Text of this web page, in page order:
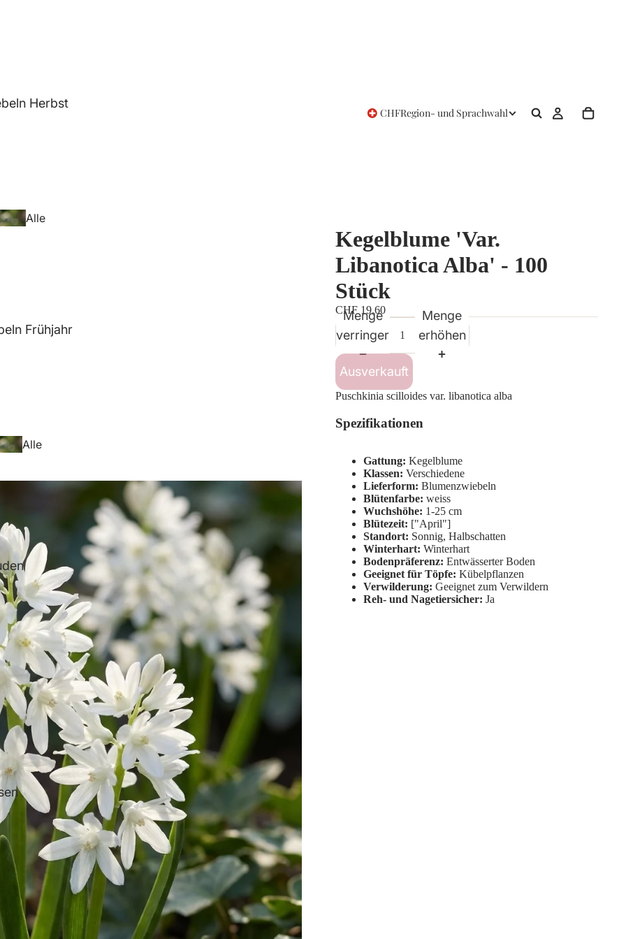
Herbst
Alle
Freesi
en
Fritillar
ia
Gladio
le
Frühjahr
Alle
Frühjahr
Anemo
ne
Begon
ie
CHFRegion- und Sprachwahl
Kegelblume 'Var.
Libanotica Alba' - 100
Stück
CHF 19.60
Menge
verringern
Menge
erhöhen
Ausverkauft
Puschkinia scilloides var. libanotica alba
Spezifikationen
Gattung: Kegelblume
Klassen: Verschiedene
Lieferform: Blumenzwiebeln
Blütenfarbe: weiss
Wuchshöhe: 1-25 cm
Blütezeit: ["April"]
Standort: Sonnig, Halbschatten
Winterhart: Winterhart
Bodenpräferenz: Entwässerter Boden
Geeignet für Töpfe: Kübelpflanzen
Verwilderung: Geeignet zum Verwildern
Reh- und Nagetiersicher: Ja